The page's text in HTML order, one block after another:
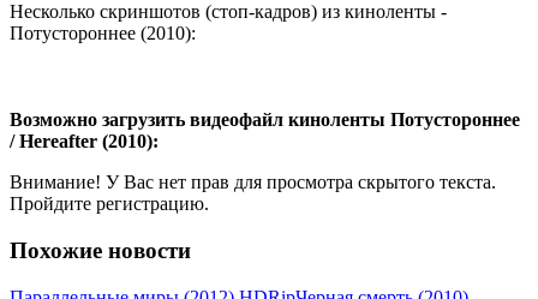
Несколько скриншотов (стоп-кадров) из киноленты -
Потустороннее (2010):
Возможно загрузить видеофайл киноленты Потустороннее
/ Hereafter (2010):
Внимание! У Вас нет прав для просмотра скрытого текста.
Пройдите регистрацию.
Похожие новости